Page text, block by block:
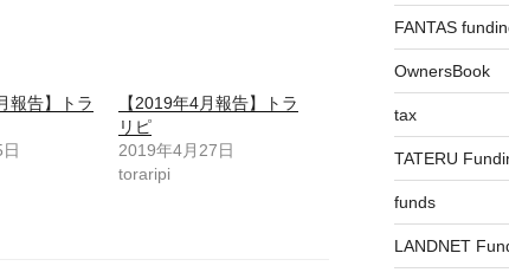
報告】トラ
【2019年4月報告】トラ
リピ
2019年4月27日
toraripi
FANTAS
OwnersBook
tax
TATERU
funds
LANDNET